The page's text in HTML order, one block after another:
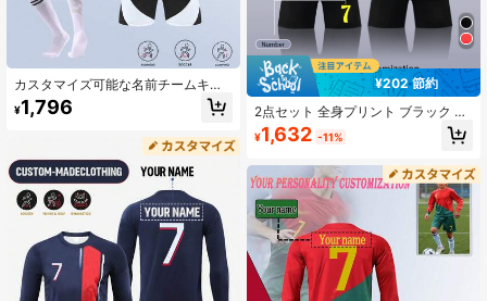
カスタマイズ可能な名前チームキッ
ズフットボールジャージセット、#7
クルーネックトップ、ブラック&ホワ
トレーニングスーツ、男の子用カス
タムフットボールキット
¥1,796
¥202 節約
2点セット 全身プリント ブラック ゴ
ッドマスター バーニングフラワー ボ
ーイズ フットボールスーツ、カスタ
ト スポーツプレーヤー、半袖ショー
ツセット、男の子女の子に適してい
ます、カスタムフットボールキット2
026、パーソナライズギフト
¥1,632 -11%